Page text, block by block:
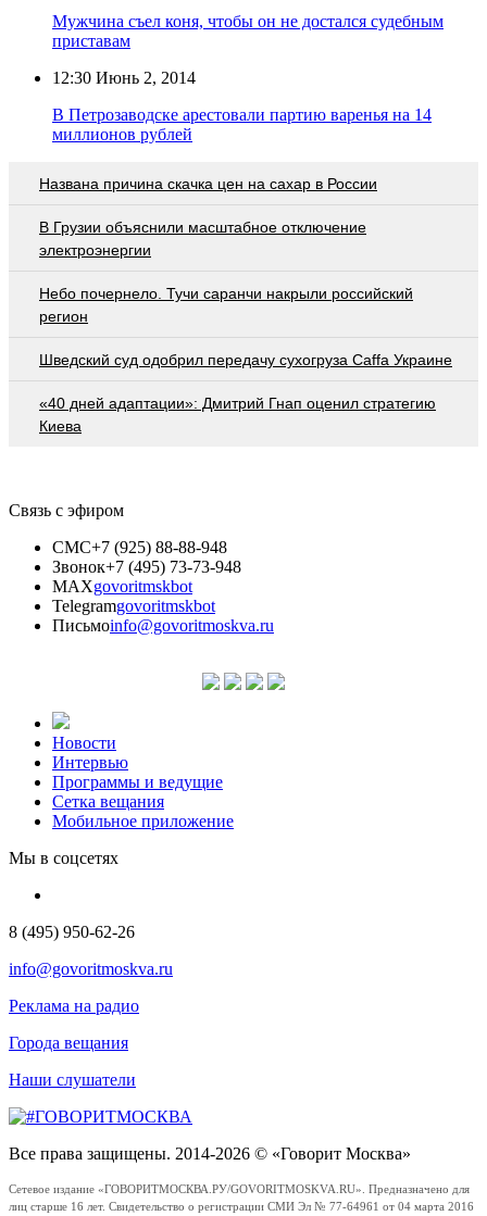
Мужчина съел коня, чтобы он не достался судебным
приставам
12:30 Июнь 2, 2014
В Петрозаводске арестовали партию варенья на 14
миллионов рублей
Названа причина скачка цен на сахар в России
В Грузии объяснили масштабное отключение
электроэнергии
Небо почернело. Тучи саранчи накрыли российский
регион
Шведский суд одобрил передачу сухогруза Caffa Украине
«40 дней адаптации»: Дмитрий Гнап оценил стратегию
Киева
Связь с эфиром
СМС+7 (925) 88-88-948
Звонок+7 (495) 73-73-948
MAXgovoritmskbot
Telegramgovoritmskbot
Письмоinfo@govoritmoskva.ru
Новости
Интервью
Программы и ведущие
Сетка вещания
Мобильное приложение
Мы в соцсетях
8 (495) 950-62-26
info@govoritmoskva.ru
Реклама на радио
Города вещания
Наши слушатели
Все права защищены. 2014-2026 © «Говорит Москва»
Сетевое издание «ГОВОРИТМОСКВА.РУ/GOVORITMOSKVA.RU». Предназначено для
лиц старше 16 лет. Свидетельство о регистрации СМИ Эл № 77-64961 от 04 марта 2016